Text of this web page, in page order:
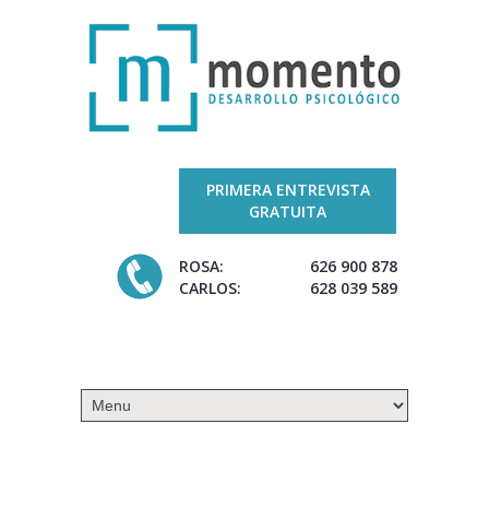
PRIMERA ENTREVISTA
GRATUITA
ROSA:
626 900 878
CARLOS:
628 039 589